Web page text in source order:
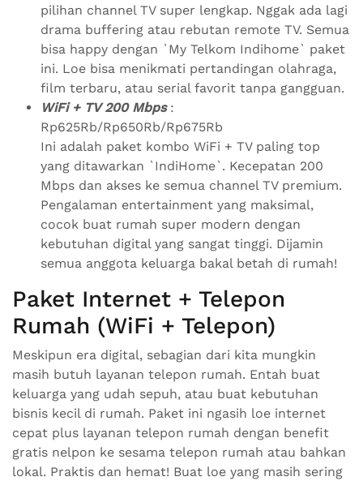
pilihan channel TV super lengkap. Nggak ada lagi
drama buffering atau rebutan remote TV. Semua
bisa happy dengan `My Telkom Indihome` paket
ini. Loe bisa menikmati pertandingan olahraga,
film terbaru, atau serial favorit tanpa gangguan.
WiFi + TV 200 Mbps:
Rp625Rb/Rp650Rb/Rp675Rb
Ini adalah paket kombo WiFi + TV paling top
yang ditawarkan `IndiHome`. Kecepatan 200
Mbps dan akses ke semua channel TV premium.
Pengalaman entertainment yang maksimal,
cocok buat rumah super modern dengan
kebutuhan digital yang sangat tinggi. Dijamin
semua anggota keluarga bakal betah di rumah!
Paket Internet + Telepon
Rumah (WiFi + Telepon)
Meskipun era digital, sebagian dari kita mungkin
masih butuh layanan telepon rumah. Entah buat
keluarga yang udah sepuh, atau buat kebutuhan
bisnis kecil di rumah. Paket ini ngasih loe internet
cepat plus layanan telepon rumah dengan benefit
gratis nelpon ke sesama telepon rumah atau bahkan
lokal. Praktis dan hemat! Buat loe yang masih sering